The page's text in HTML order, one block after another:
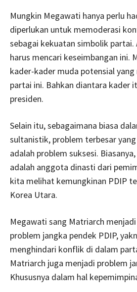
Mungkin Megawati hanya perlu
diperlukan untuk memoderasi
sebagai kekuatan simbolik partai.
harus mencari keseimbangan ini.
kader-kader muda potensial
partai ini. Bahkan diantara kader
presiden.
Selain itu, sebagaimana biasa
sultanistik, problem terbesar
adalah problem suksesi.
adalah anggota dinasti dari
kita melihat kemungkinan PDIP
Korea Utara.
Megawati sang Matriarch
problem jangka pendek PDIP,
menghindari konflik di dalam
Matriarch juga menjadi problem
Khususnya dalam hal